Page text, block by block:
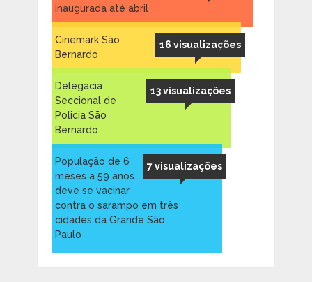
inaugurada até abril
16 visualizações
Cinemark São
Bernardo
13 visualizações
Delegacia
Seccional de
Policia São
Bernardo
7 visualizações
População de 6
meses a 59 anos
deve se vacinar
contra o sarampo em três
cidades da Grande São
Paulo